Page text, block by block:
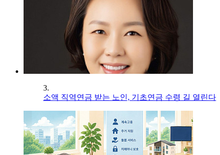
3.
소액 직역연금 받는 노인, 기초연금 수령 길 열린다